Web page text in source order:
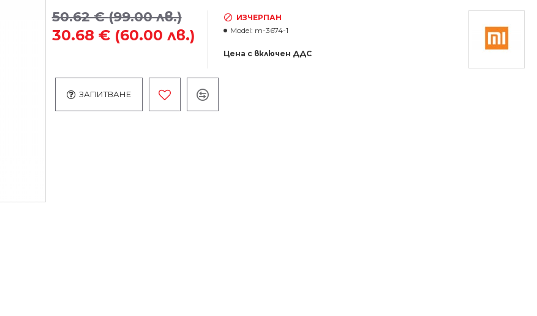
30.68 € (60.00 лв.)
50.62 €(99.00 лв.)
ИЗЧЕРПАН
Model: m-3674-1
Цена с включен ДДС
ЗАПИТВАНЕ